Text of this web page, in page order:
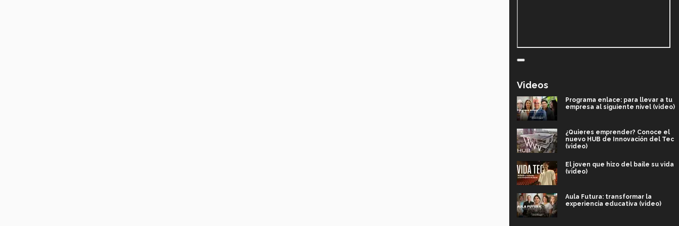
Videos
Programa enlace: para llevar a tu
empresa al siguiente nivel (video)
¿Quieres emprender? Conoce el
nuevo HUB de Innovación del Tec
(video)
El joven que hizo del baile su vida
(video)
Aula Futura: transformar la
experiencia educativa (video)